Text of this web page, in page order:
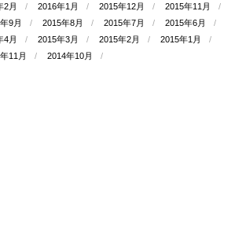
2月 2016年1月 2015年12月
2015年11月
9月 2015年8月 2015年7月
2015年6月
4月 2015年3月 2015年2月
2015年1月
11月 2014年10月